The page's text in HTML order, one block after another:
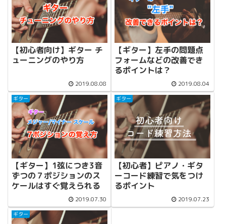
【初心者向け】ギター チ
ューニングのやり方
2019.08.08
【ギター】左手の問題点
フォームなどの改善でき
るポイントは？
2019.08.04
ギター
【ギター】1弦につき3音
ずつの７ポジションのス
ケールはすぐ覚えられる
2019.07.30
ギター
【初心者】ピアノ・ギタ
ーコード練習で気をつけ
るポイント
2019.07.23
ギター